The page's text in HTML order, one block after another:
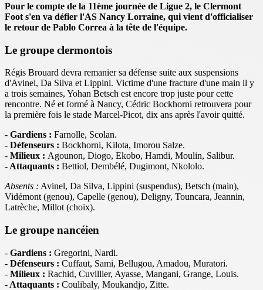
Pour le compte de la 11ème journée de Ligue 2, le Clermont
Foot s'en va défier l'AS Nancy Lorraine, qui vient d'officialiser
le retour de Pablo Correa à la tête de l'équipe.
Le groupe clermontois
Régis Brouard devra remanier sa défense suite aux suspensions
d'Avinel, Da Silva et Lippini. Victime d'une fracture d'une main il y
a trois semaines, Yohan Betsch est encore trop juste pour cette
rencontre. Né et formé à Nancy, Cédric Bockhorni retrouvera pour
la première fois le stade Marcel-Picot, dix ans après l'avoir quitté.
- Gardiens : Farnolle, Scolan.
- Défenseurs : Bockhorni, Kilota, Imorou Salze.
- Milieux : Agounon, Diogo, Ekobo, Hamdi, Moulin, Salibur.
- Attaquants : Bettiol, Dembélé, Dugimont, Nkololo.
Absents : Avinel, Da Silva, Lippini (suspendus), Betsch (main),
Vidémont (genou), Capelle (genou), Deligny, Touncara, Jeannin,
Latrèche, Millot (choix).
Le groupe nancéien
- Gardiens : Gregorini, Nardi.
- Défenseurs : Cuffaut, Sami, Bellugou, Amadou, Muratori.
- Milieux : Rachid, Cuvillier, Ayasse, Mangani, Grange, Louis.
- Attaquants : Coulibaly, Moukandjo, Zitte.